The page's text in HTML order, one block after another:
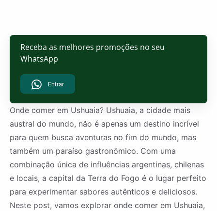
Receba as melhores promoções no seu
WhatsApp
Entrar
Onde comer em Ushuaia? Ushuaia, a cidade mais
austral do mundo, não é apenas um destino incrível
para quem busca aventuras no fim do mundo, mas
também um paraíso gastronômico. Com uma
combinação única de influências argentinas, chilenas
e locais, a capital da Terra do Fogo é o lugar perfeito
para experimentar sabores autênticos e deliciosos.
Neste post, vamos explorar onde comer em Ushuaia,